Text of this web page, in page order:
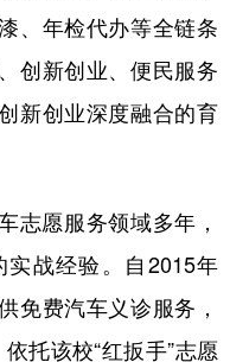
亚太网 上市公司
河北 山西
上海 江苏
福建 江西
、年检代办等全链条
创新创业、便民服务
新创业深度融合的育
愿服务领域多年，
战经验。自2015年
免费汽车义诊服务，
托该校“红扳手”志愿